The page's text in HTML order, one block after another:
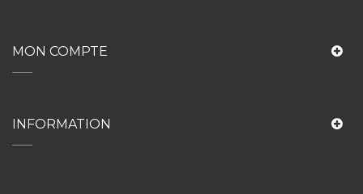
MON COMPTE
INFORMATION